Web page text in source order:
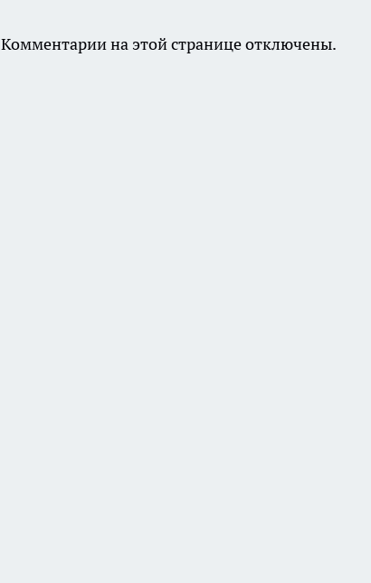
Комментарии на этой странице отключены.